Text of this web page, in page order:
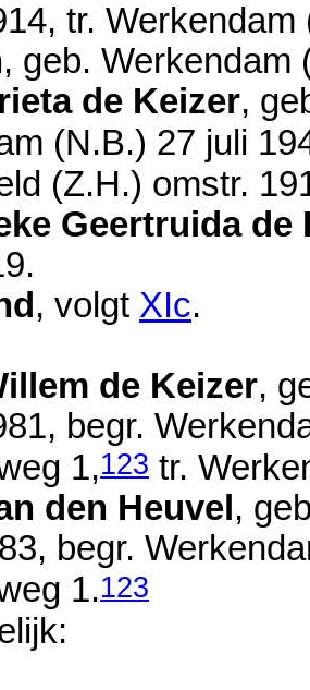
, tr.
, geb. Werkendam
de Keizer,
(N.B.) 27 juli
(Z.H.) omstr.
Geertruida de
.
, volgt XIc.
de Keizer,
, begr.
1,123 tr.
den Heuvel ,
, begr.
1.123